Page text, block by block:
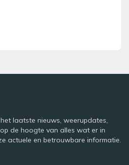
laatste nieuws, weerupdates,
de hoogte van alles wat er in
actuele en betrouwbare informatie.